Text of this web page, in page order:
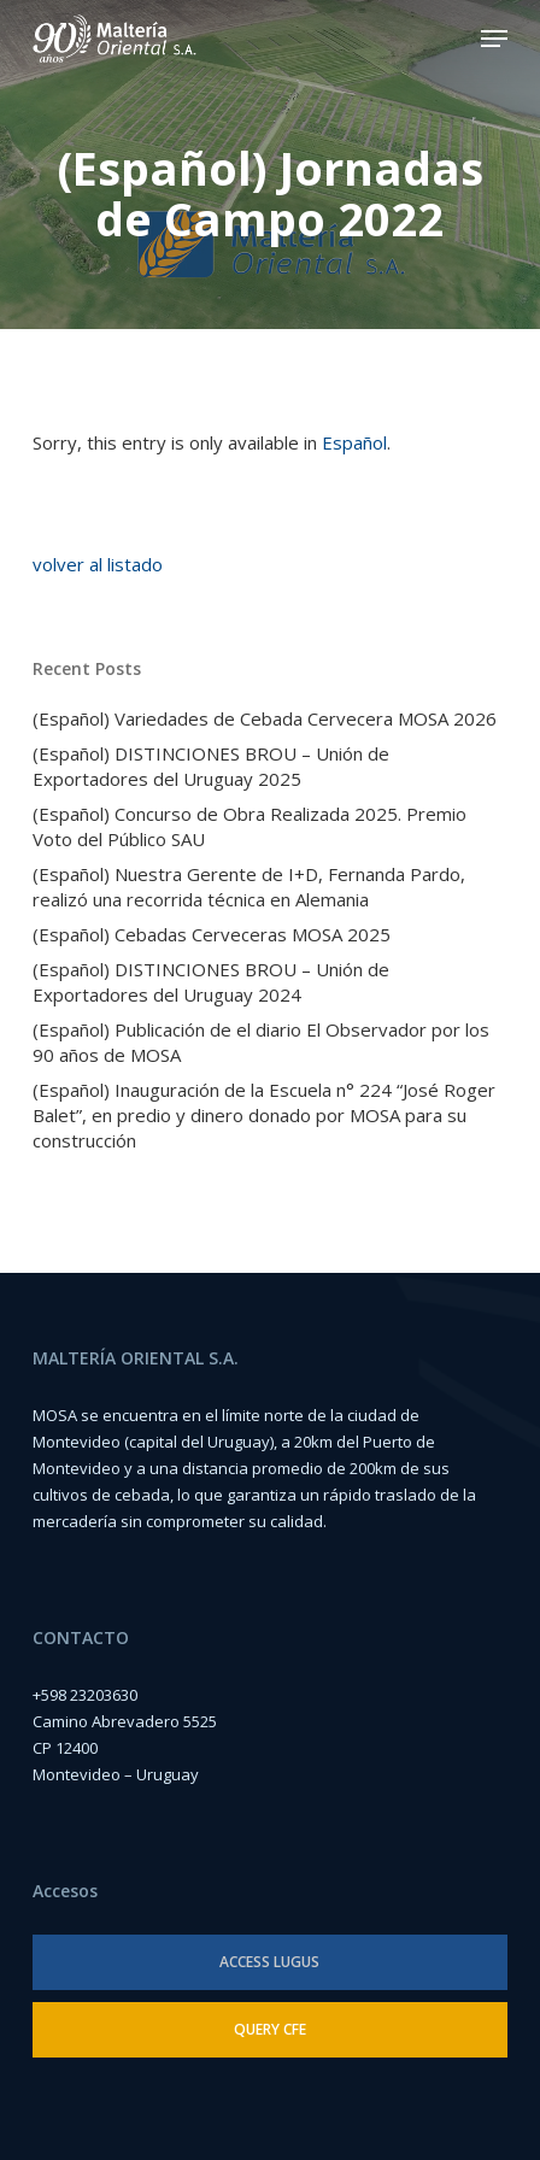
Skip
to
main
content
Menu
(Español) Jornadas
de Campo 2022
Sorry, this entry is only available in Español.
volver al listado
Recent Posts
(Español) Variedades de Cebada Cervecera MOSA 2026
(Español) DISTINCIONES BROU – Unión de
Exportadores del Uruguay 2025
(Español) Concurso de Obra Realizada 2025. Premio
Voto del Público SAU
(Español) Nuestra Gerente de I+D, Fernanda Pardo,
realizó una recorrida técnica en Alemania
(Español) Cebadas Cerveceras MOSA 2025
(Español) DISTINCIONES BROU – Unión de
Exportadores del Uruguay 2024
(Español) Publicación de el diario El Observador por los
90 años de MOSA
(Español) Inauguración de la Escuela n° 224 “José Roger
Balet”, en predio y dinero donado por MOSA para su
construcción
MALTERÍA ORIENTAL S.A.
MOSA se encuentra en el límite norte de la ciudad de
Montevideo (capital del Uruguay), a 20km del Puerto de
Montevideo y a una distancia promedio de 200km de sus
cultivos de cebada, lo que garantiza un rápido traslado de la
mercadería sin comprometer su calidad.
CONTACTO
+598 23203630
Camino Abrevadero 5525
CP 12400
Montevideo – Uruguay
Accesos
ACCESS LUGUS
QUERY CFE